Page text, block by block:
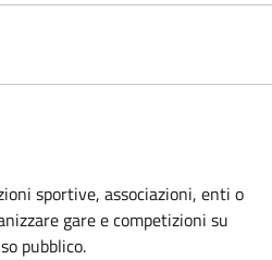
sportive, associazioni, enti o
gare e competizioni su
pubblico.